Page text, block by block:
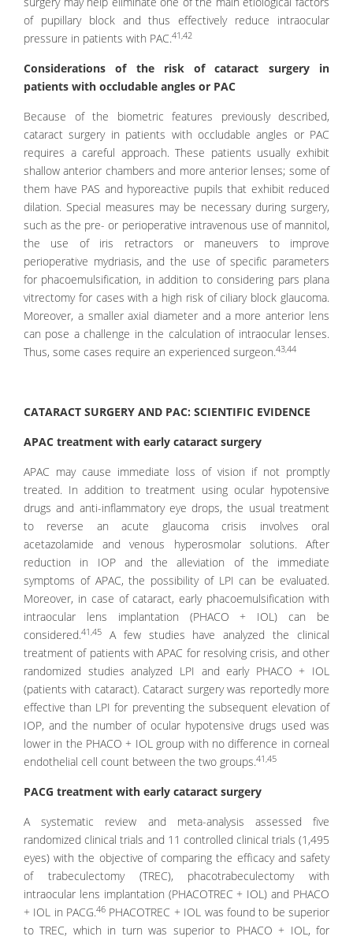
of pupillary block and thus effectively reduce intraocular
pressure in patients with PAC.41,42
Considerations of the risk of cataract surgery in
patients with occludable angles or PAC
Because of the biometric features previously described,
cataract surgery in patients with occludable angles or PAC
requires a careful approach. These patients usually exhibit
shallow anterior chambers and more anterior lenses; some of
them have PAS and hyporeactive pupils that exhibit reduced
dilation. Special measures may be necessary during surgery,
such as the pre- or perioperative intravenous use of mannitol,
the use of iris retractors or maneuvers to improve
perioperative mydriasis, and the use of specific parameters
for phacoemulsification, in addition to considering pars plana
vitrectomy for cases with a high risk of ciliary block glaucoma.
Moreover, a smaller axial diameter and a more anterior lens
can pose a challenge in the calculation of intraocular lenses.
Thus, some cases require an experienced surgeon.43,44
CATARACT SURGERY AND PAC: SCIENTIFIC EVIDENCE
APAC treatment with early cataract surgery
APAC may cause immediate loss of vision if not promptly
treated. In addition to treatment using ocular hypotensive
drugs and anti-inflammatory eye drops, the usual treatment
to reverse an acute glaucoma crisis involves oral
acetazolamide and venous hyperosmolar solutions. After
reduction in IOP and the alleviation of the immediate
symptoms of APAC, the possibility of LPI can be evaluated.
Moreover, in case of cataract, early phacoemulsification with
intraocular lens implantation (PHACO + IOL) can be
considered.41,45
A few studies have analyzed the clinical
treatment of patients with APAC for resolving crisis, and other
randomized studies analyzed LPI and early PHACO + IOL
(patients with cataract). Cataract surgery was reportedly more
effective than LPI for preventing the subsequent elevation of
IOP, and the number of ocular hypotensive drugs used was
lower in the PHACO + IOL group with no difference in corneal
endothelial cell count between the two groups.41,45
PACG treatment with early cataract surgery
A systematic review and meta-analysis assessed five
randomized clinical trials and 11 controlled clinical trials (1,495
eyes) with the objective of comparing the efficacy and safety
of trabeculectomy (TREC), phacotrabeculectomy with
intraocular lens implantation (PHACOTREC + IOL) and PHACO
+ IOL in PACG.46 PHACOTREC + IOL was found to be superior
to TREC, which in turn was superior to PHACO + IOL, for